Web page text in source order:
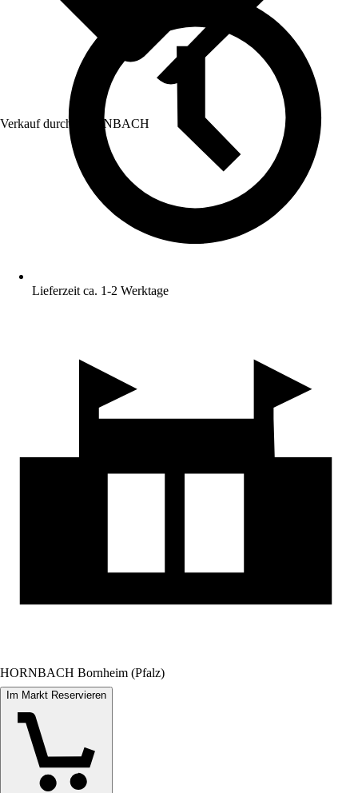
Verkauf durch: HORNBACH
Lieferzeit ca. 1-2 Werktage
HORNBACH Bornheim (Pfalz)
Im Markt Reservieren